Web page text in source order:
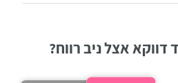
דווקא אצל ניב רווח?